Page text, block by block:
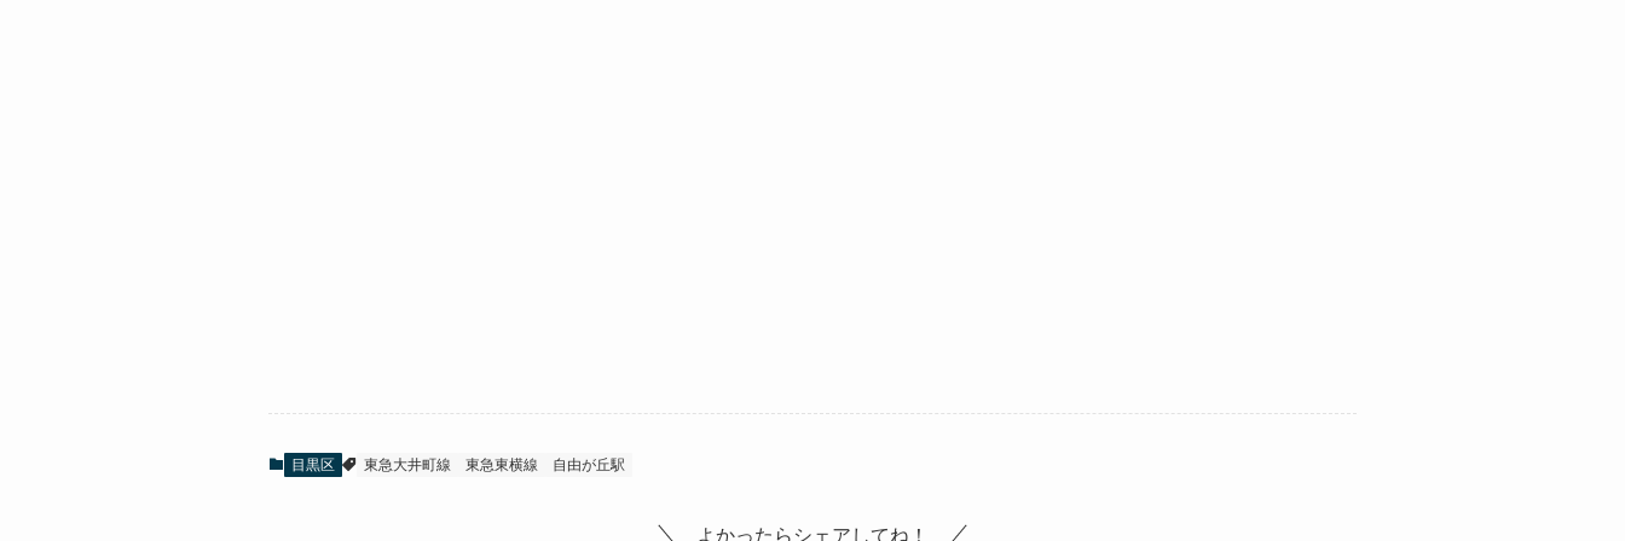
目黒区 東急大井町線 東急東横線 自由が丘駅
よかったらシェアしてね！